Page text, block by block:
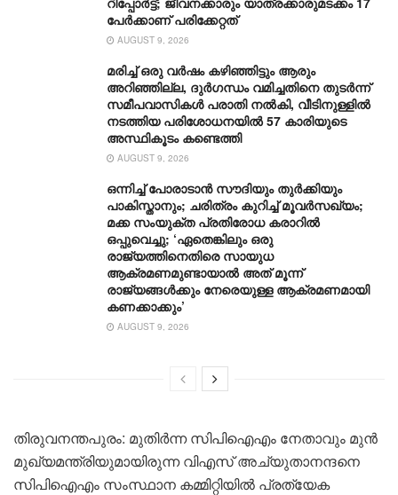
പേർക്കാണ് പരിക്കേറ്റത്
AUGUST 9, 2026
മരിച്ച് ഒരു വര്‍ഷം കഴിഞ്ഞിട്ടും ആരും
അറിഞ്ഞില്ല, ദുര്‍ഗന്ധം വമിച്ചതിനെ തുടര്‍ന്ന്
സമീപവാസികള്‍ പരാതി നല്‍കി, വീടിനുള്ളില്‍
നടത്തിയ പരിശോധനയില്‍ 57 കാരിയുടെ
അസ്ഥികൂടം കണ്ടെത്തി
AUGUST 9, 2026
ഒന്നിച്ച് പോരാടാൻ സൗദിയും തുർക്കിയും
പാകിസ്താനും; ചരിത്രം കുറിച്ച് മൂവർസഖ്യം;
മക്ക സംയുക്ത പ്രതിരോധ കരാറിൽ
ഒപ്പുവെച്ചു; ‘ഏതെങ്കിലും ഒരു
രാജ്യത്തിനെതിരെ സായുധ
ആക്രമണമുണ്ടായാൽ അത് മൂന്ന്
രാജ്യങ്ങൾക്കും നേരെയുള്ള ആക്രമണമായി
കണക്കാക്കും’
AUGUST 9, 2026
തിരുവനന്തപുരം: മുതിർന്ന സിപിഐഎം നേതാവും മുൻ
മുഖ്യമന്ത്രിയുമായിരുന്ന വിഎസ് അച്യുതാനന്ദനെ
സിപിഐഎം സംസ്ഥാന കമ്മിറ്റിയിൽ പ്രത്യേക